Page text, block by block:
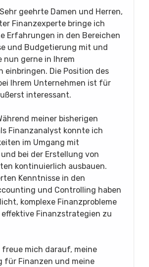
Sehr geehrte Damen und Herren,
Finanzexperte bringe ich
Erfahrungen in den Bereichen
und Budgetierung mit und
nun gerne in Ihrem
einbringen. Die Position des
Ihrem Unternehmen ist für
interessant.
meiner bisherigen
Finanzanalyst konnte ich
im Umgang mit
bei der Erstellung von
kontinuierlich ausbauen.
Kenntnisse in den
und Controlling haben
komplexe Finanzprobleme
effektive Finanzstrategien zu
freue mich darauf, meine
für Finanzen und meine